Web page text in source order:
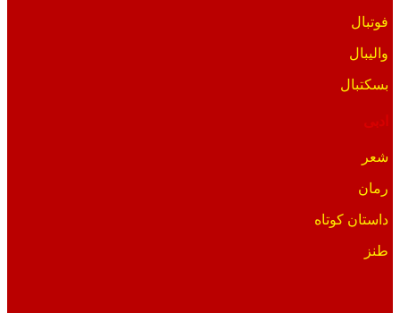
فوتبال
والیبال
بسکتبال
ادبی
شعر
رمان
داستان کوتاه
طنز